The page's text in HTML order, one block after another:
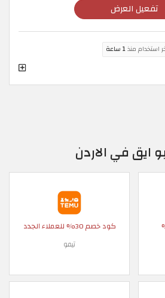
تفعيل العرض
استخدام منذ1 ساعة
ايق في الاردن
كود خصم 30% للعملاء الجدد
تيمو